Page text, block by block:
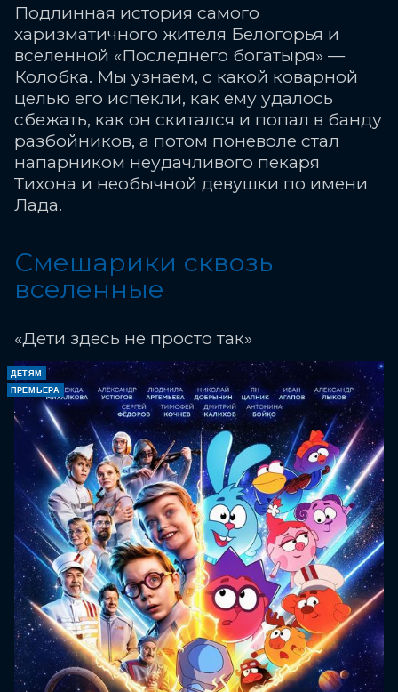
Подлинная история самого
харизматичного жителя Белогорья и
вселенной «Последнего богатыря» —
Колобка. Мы узнаем, с какой коварной
целью его испекли, как ему удалось
сбежать, как он скитался и попал в банду
разбойников, а потом поневоле стал
напарником неудачливого пекаря
Тихона и необычной девушки по имени
Лада.
Смешарики сквозь
вселенные
«Дети здесь не просто так»
ДЕТЯМ
ПРЕМЬЕРА